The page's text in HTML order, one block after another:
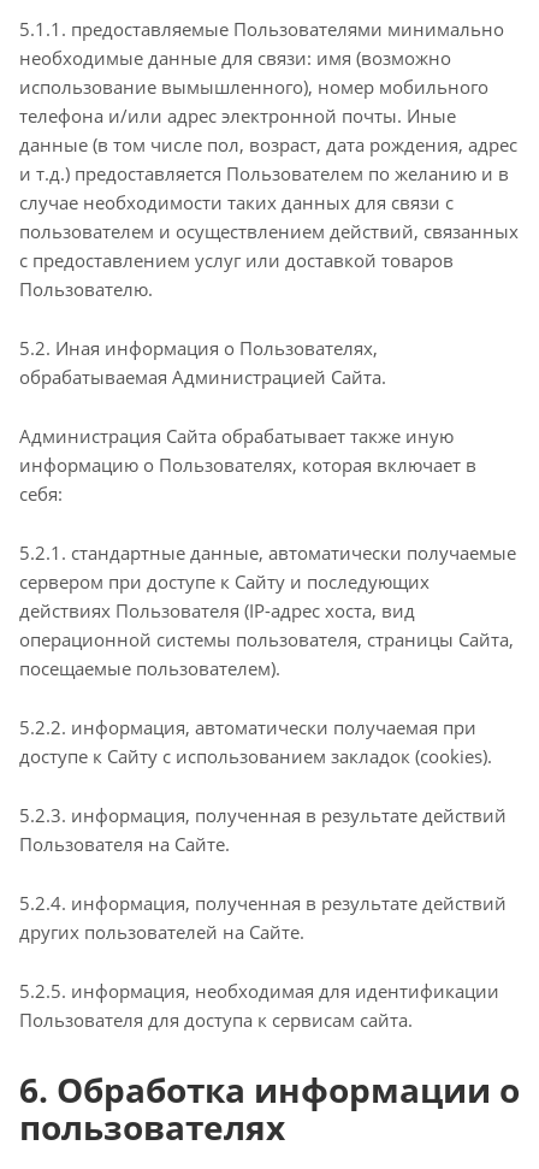
5.1.1. предоставляемые Пользователями минимально
необходимые данные для связи: имя (возможно
использование вымышленного), номер мобильного
телефона и/или адрес электронной почты. Иные
данные (в том числе пол, возраст, дата рождения, адрес
и т.д.) предоставляется Пользователем по желанию и в
случае необходимости таких данных для связи с
пользователем и осуществлением действий, связанных
с предоставлением услуг или доставкой товаров
Пользователю.
5.2. Иная информация о Пользователях,
обрабатываемая Администрацией Сайта.
Администрация Сайта обрабатывает также иную
информацию о Пользователях, которая включает в
себя:
5.2.1. стандартные данные, автоматически получаемые
сервером при доступе к Сайту и последующих
действиях Пользователя (IP-адрес хоста, вид
операционной системы пользователя, страницы Сайта,
посещаемые пользователем).
5.2.2. информация, автоматически получаемая при
доступе к Сайту с использованием закладок (cookies).
5.2.3. информация, полученная в результате действий
Пользователя на Сайте.
5.2.4. информация, полученная в результате действий
других пользователей на Сайте.
5.2.5. информация, необходимая для идентификации
Пользователя для доступа к сервисам сайта.
6. Обработка информации о
пользователях